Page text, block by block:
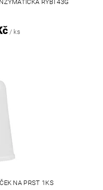
RYBÍ 43G
/ ks
NA PRST 1KS